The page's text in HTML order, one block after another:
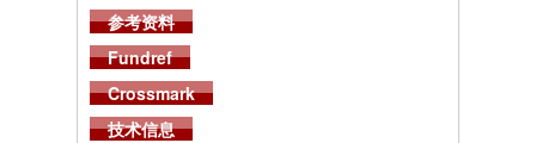
参考资料
Fundref
Crossmark
技术信息